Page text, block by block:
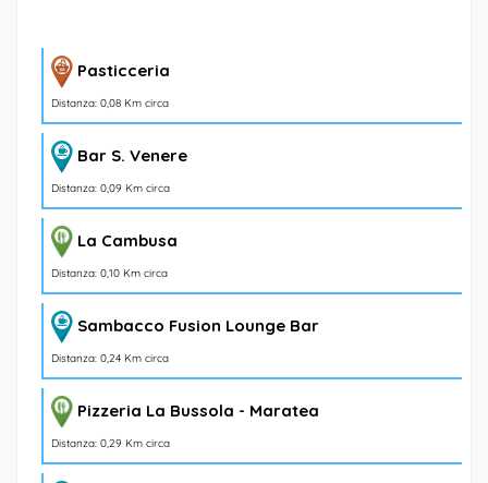
Pasticceria
Distanza: 0,08 Km circa
Bar S. Venere
Distanza: 0,09 Km circa
La Cambusa
Distanza: 0,10 Km circa
Sambacco Fusion Lounge Bar
Distanza: 0,24 Km circa
Pizzeria La Bussola - Maratea
Distanza: 0,29 Km circa